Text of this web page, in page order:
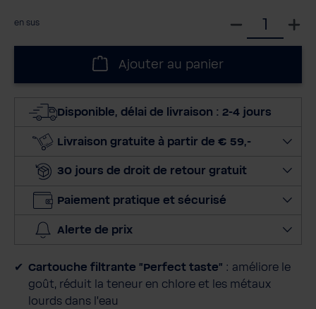
en sus
c
o
n
r
u
Ajouter au panier
Disponible, délai de livraison : 2-4 jours
Livraison gratuite à partir de € 59,-
30 jours de droit de retour gratuit
Paiement pratique et sécurisé
Alerte de prix
Cartouche filtrante "Perfect taste" : améliore le
goût, réduit la teneur en chlore et les métaux
lourds dans l'eau